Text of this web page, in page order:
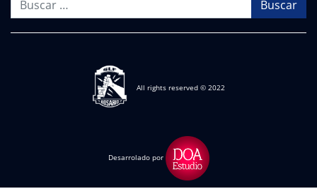
All rights reserved © 2022
Desarrolado por